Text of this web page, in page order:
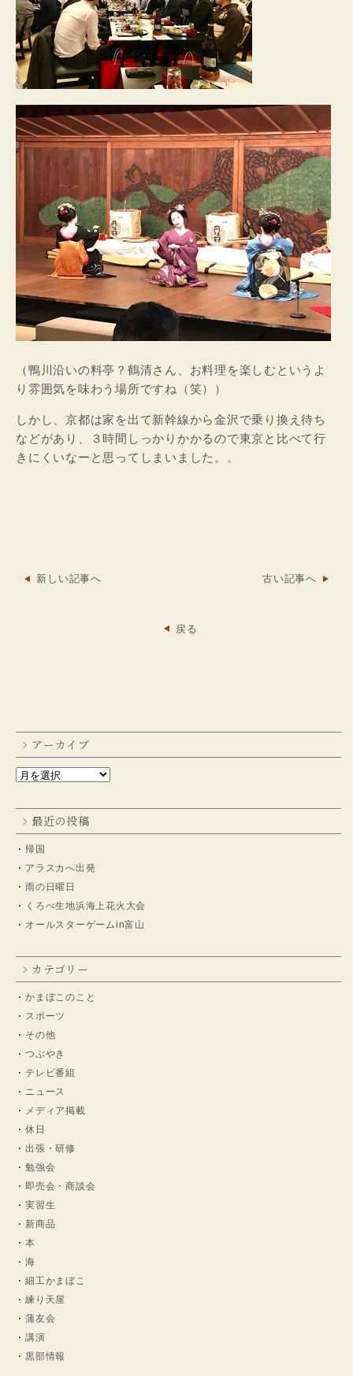
（鴨川沿いの料亭？鶴清さん、お料理を楽しむというよ
り雰囲気を味わう場所ですね（笑））
しかし、京都は家を出て新幹線から金沢で乗り換え待ち
などがあり、３時間しっかりかかるので東京と比べて行
きにくいなーと思ってしまいました。。
新しい記事へ 古い記事へ
戻る
アーカイブ
最近の投稿
帰国
アラスカへ出発
雨の日曜日
くろべ生地浜海上花火大会
オールスターゲームin富山
カテゴリー
かまぼこのこと
スポーツ
その他
つぶやき
テレビ番組
ニュース
メディア掲載
休日
出張・研修
勉強会
即売会・商談会
実習生
新商品
本
海
細工かまぼこ
練り天屋
蒲友会
講演
黒部情報